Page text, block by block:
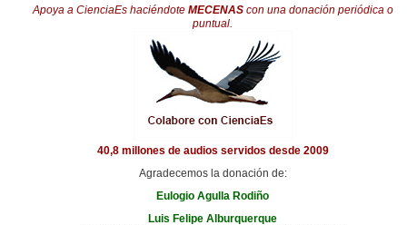
Apoya a CienciaEs haciéndote MECENAScon una donación periódica o
puntual.
40,8 millones de audios servidos desde 2009
Agradecemos la donación de:
Eulogio Agulla Rodiño
Luis Felipe Alburquerque